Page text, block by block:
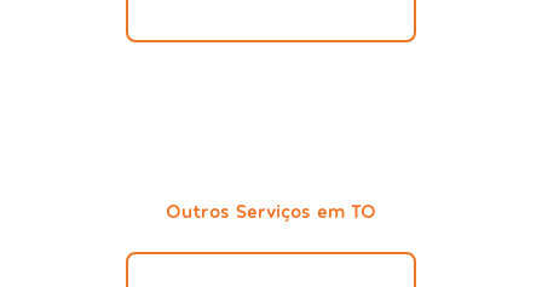
Outros Serviços em TO